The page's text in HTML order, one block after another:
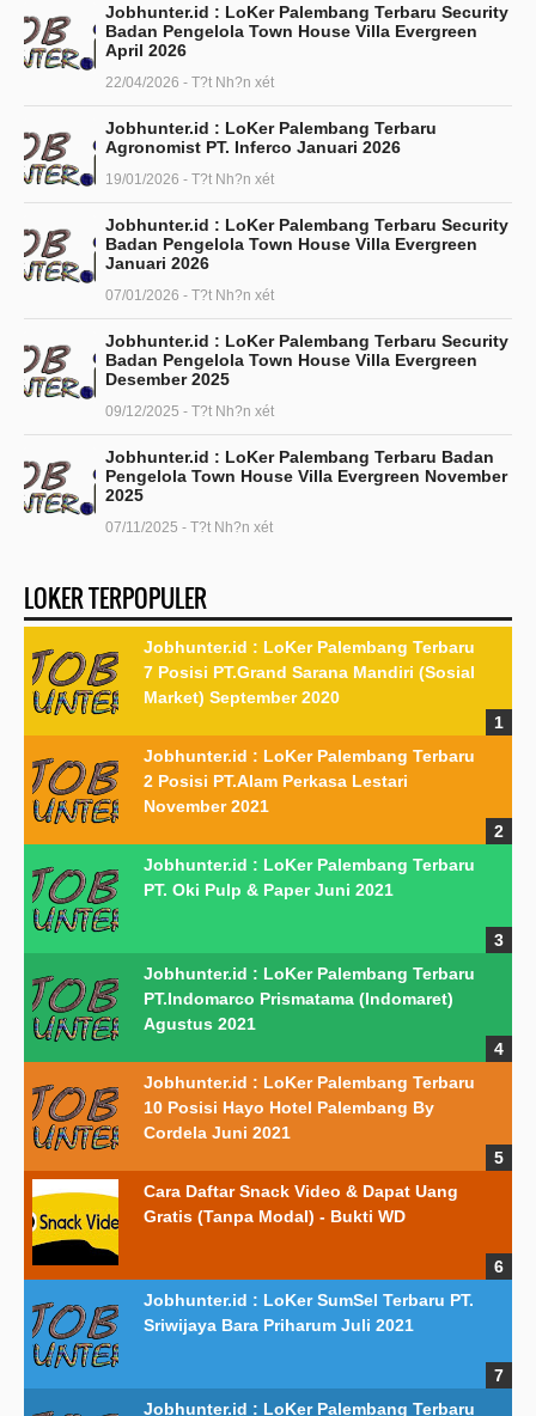
Jobhunter.id : LoKer Palembang Terbaru Security
Badan Pengelola Town House Villa Evergreen
April 2026
22/04/2026 - T?t Nh?n xét
Jobhunter.id : LoKer Palembang Terbaru
Agronomist PT. Inferco Januari 2026
19/01/2026 - T?t Nh?n xét
Jobhunter.id : LoKer Palembang Terbaru Security
Badan Pengelola Town House Villa Evergreen
Januari 2026
07/01/2026 - T?t Nh?n xét
Jobhunter.id : LoKer Palembang Terbaru Security
Badan Pengelola Town House Villa Evergreen
Desember 2025
09/12/2025 - T?t Nh?n xét
Jobhunter.id : LoKer Palembang Terbaru Badan
Pengelola Town House Villa Evergreen November
2025
07/11/2025 - T?t Nh?n xét
LOKER TERPOPULER
Jobhunter.id : LoKer Palembang Terbaru
7 Posisi PT.Grand Sarana Mandiri (Sosial
Market) September 2020
Jobhunter.id : LoKer Palembang Terbaru
2 Posisi PT.Alam Perkasa Lestari
November 2021
Jobhunter.id : LoKer Palembang Terbaru
PT. Oki Pulp & Paper Juni 2021
Jobhunter.id : LoKer Palembang Terbaru
PT.Indomarco Prismatama (Indomaret)
Agustus 2021
Jobhunter.id : LoKer Palembang Terbaru
10 Posisi Hayo Hotel Palembang By
Cordela Juni 2021
Cara Daftar Snack Video & Dapat Uang
Gratis (Tanpa Modal) - Bukti WD
Jobhunter.id : LoKer SumSel Terbaru PT.
Sriwijaya Bara Priharum Juli 2021
Jobhunter.id : LoKer Palembang Terbaru